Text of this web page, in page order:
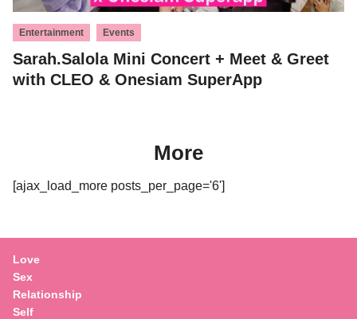
Entertainment Events
Sarah.Salola Mini Concert + Meet & Greet
with CLEO & Onesiam SuperApp
More
[ajax_load_more posts_per_page='6']
Love
Sex
Relationship
Self